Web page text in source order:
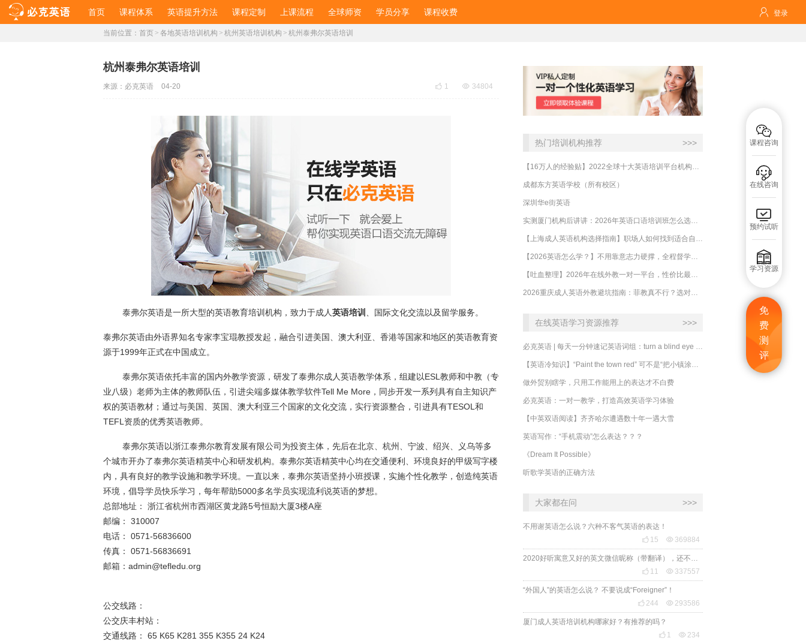
首页 课程体系 英语提升方法 课程定制 上课流程 全球师资 学员分享 课程收费  登录

课程咨询

在线咨询

预约试听

学习资源
免
费
测
评
当前位置： 首页 > 各地英语培训机构 > 杭州英语培训机构 > 杭州泰弗尔英语培训
杭州泰弗尔英语培训
 1  34804
来源： 必克英语 04-20
泰弗尔英语是一所大型的英语教育培训机构，致力于成人英语培训 、国际文化交流以及留学服务。
泰弗尔英语由外语界知名专家李宝琨教授发起，融合引进美国、澳大利亚、香港等国家和地区的英语教育资
源于1999年正式在中国成立。
泰弗尔英语依托丰富的国内外教学资源，研发了泰弗尔成人英语教学体系，组建以ESL教师和中教（专
业八级）老师为主体的教师队伍，引进尖端多媒体教学软件Tell Me More，同步开发一系列具有自主知识产
权的英语教材；通过与美国、英国、澳大利亚三个国家的文化交流，实行资源整合，引进具有TESOL和
TEFL资质的优秀英语教师。
泰弗尔英语以浙江泰弗尔教育发展有限公司为投资主体，先后在北京、杭州、宁波、绍兴、义乌等多
个城市开办了泰弗尔英语精英中心和研发机构。泰弗尔英语精英中心均在交通便利、环境良好的甲级写字楼
内，具有良好的教学设施和教学环境。一直以来，泰弗尔英语坚持小班授课，实施个性化教学，创造纯英语
环境，倡导学员快乐学习，每年帮助5000多名学员实现流利说英语的梦想。
总部地址： 浙江省杭州市西湖区黄龙路5号恒励大厦3楼A座
邮编： 310007
电话： 0571-56836600
传真： 0571-56836691
邮箱： admin@tefledu.org
公交线路：
公交庆丰村站：
交通线路： 65 K65 K281 355 K355 24 K24
热门培训机构推荐 >>>
成都东方英语学校（所有校区）
深圳华e街英语
在线英语学习资源推荐 >>>
做外贸别瞎学，只用工作能用上的表达才不白费
必克英语：一对一教学，打造高效英语学习体验
【中英双语阅读】齐齐哈尔遭遇数十年一遇大雪
英语写作：“手机震动”怎么表达？？？
《Dream It Possible》
听歌学英语的正确方法
大家都在问 >>>
不用谢英语怎么说？六种不客气英语的表达！
 15  369884
 11  337557
“外国人”的英语怎么说？ 不要说成“Foreigner”！
 244  293586
厦门成人英语培训机构哪家好？有推荐的吗？
 1  234